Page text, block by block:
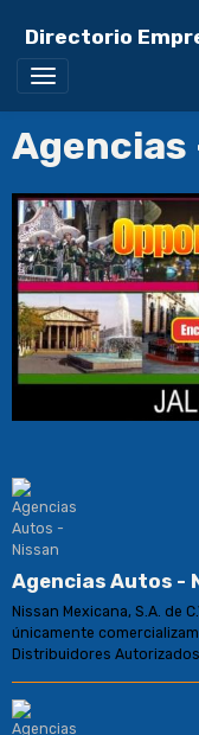
Directorio
Agencias
Agencias Autos -
Nissan Mexicana, S.A. de
únicamente
Distribuidores